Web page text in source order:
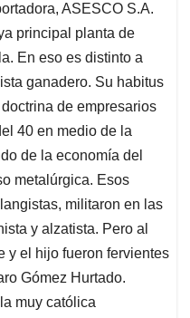
ASESCO S.A.
principal planta de
En eso es distinto a
ganadero. Su habitus
de empresarios
40 en medio de la
de la economía del
metalúrgica. Esos
militaron en las
y alzatista. Pero al
y el hijo fueron fervientes
Gómez Hurtado.
muy católica